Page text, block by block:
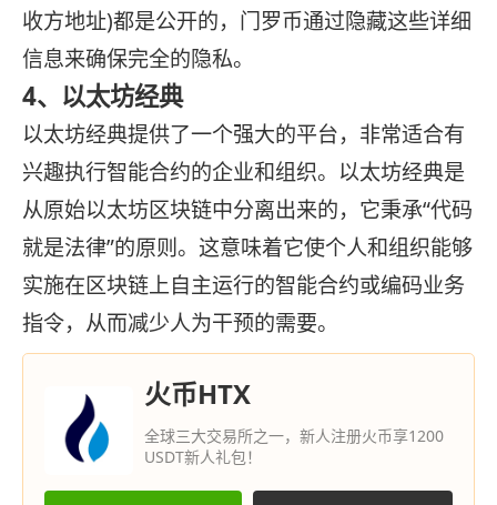
收方地址)都是公开的，门罗币通过隐藏这些详细
信息来确保完全的隐私。
4、以太坊经典
以太坊经典提供了一个强大的平台，非常适合有
兴趣执行智能合约的企业和组织。以太坊经典是
从原始以太坊区块链中分离出来的，它秉承“代码
就是法律”的原则。这意味着它使个人和组织能够
实施在区块链上自主运行的智能合约或编码业务
指令，从而减少人为干预的需要。
火币HTX
全球三大交易所之一，新人注册火币享1200
USDT新人礼包！